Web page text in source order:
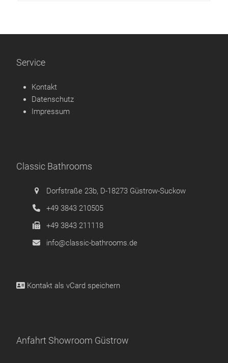
Service
Kontakt
Datenschutz
Impressum
Classic Bathrooms
Dorfstraße 23b, D-18273 Güstrow-Suckow
+49 3843 210505
+49 3843 211118
info@classic-bathrooms.de
Kontakt alsvCard speichern
Anfahrt Showroom Güstrow